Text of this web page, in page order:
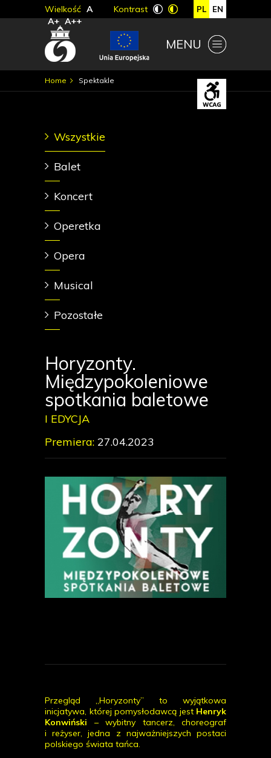
MENU
Wielkość A
A+ A++
Kontrast PL EN
Home Spektakle
Wszystkie
Balet
Koncert
Operetka
Opera
Musical
Pozostałe
Horyzonty.
Międzypokoleniowe
spotkania baletowe
I EDYCJA
Premiera: 27.04.2023
Przegląd „Horyzonty” to wyjątkowa
inicjatywa, której pomysłodawcą jest Henryk
Konwiński – wybitny tancerz, choreograf
i reżyser, jedna z najważniejszych postaci
polskiego świata tańca.